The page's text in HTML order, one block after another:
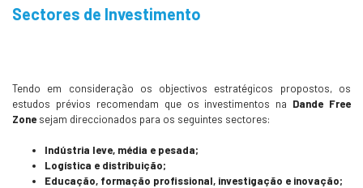
Sectores de Investimento
Tendo em consideração os objectivos estratégicos propostos, os
estudos prévios recomendam que os investimentos na Dande Free
Zone sejam direccionados para os seguintes sectores:
Indústria leve, média e pesada;
Logística e distribuição;
Educação, formação profissional, investigação e inovação;